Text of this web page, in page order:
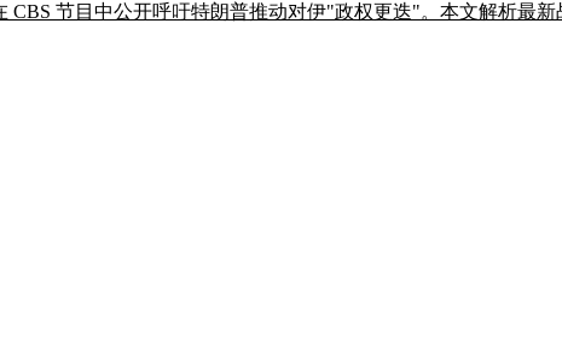
CBS 节目中公开呼吁特朗普推动对伊"政权更迭"。本文解析最